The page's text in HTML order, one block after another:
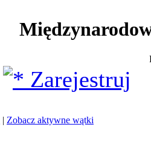
Zarejestruj
| Zobacz aktywne wątki